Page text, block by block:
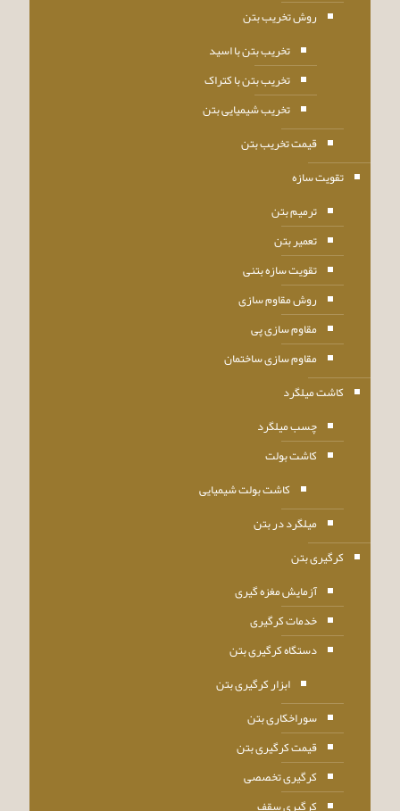
روش تخریب بتن
تخریب بتن با اسید
تخریب بتن با کتراک
تخریب شیمیایی بتن
قیمت تخریب بتن
تقویت سازه
ترمیم بتن
تعمیر بتن
تقویت سازه بتنی
روش مقاوم سازی
مقاوم سازی پی
مقاوم سازی ساختمان
کاشت میلگرد
چسب میلگرد
کاشت بولت
کاشت بولت شیمیایی
میلگرد در بتن
کرگیری بتن
آزمایش مغزه گیری
خدمات کرگیری
دستگاه کرگیری بتن
ابزار کرگیری بتن
سوراخکاری بتن
قیمت کرگیری بتن
کرگیری تخصصی
کرگیری سقف